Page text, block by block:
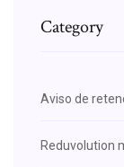
Category
Aviso de
Reduvolution